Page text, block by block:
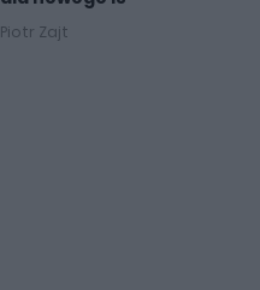
Piotr Zajt